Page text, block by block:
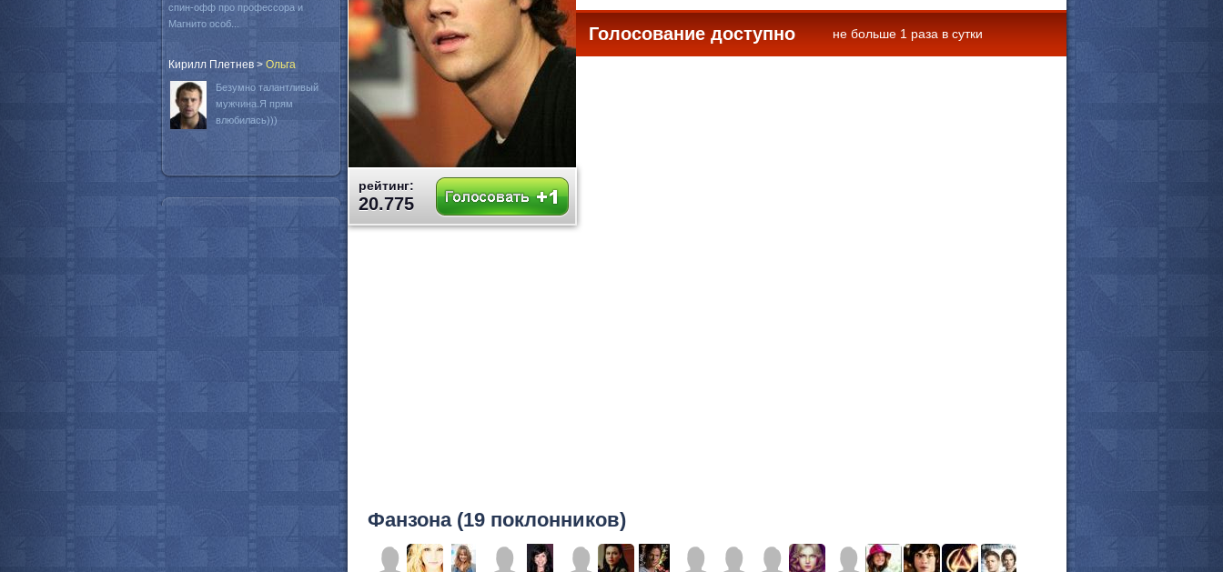
рейтинг:
20.775
Голосование доступно не больше 1 раза в сутки
Фанзона (19 поклонников)
спин-офф про профессора и
Магнито особ...
Кирилл Плетнев > Oльга
Безумно талантливый
мужчина.Я прям
влюбилась)))